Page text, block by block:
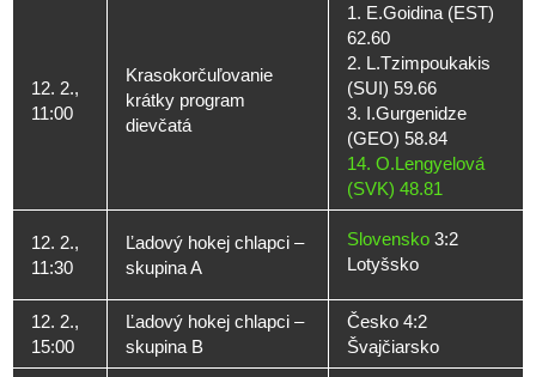
12. 2.,
11:00
Krasokorčuľovanie
krátky program
dievčatá
1. E.Goidina (EST)
62.60
2. L.Tzimpoukakis
(SUI) 59.66
3. I.Gurgenidze
(GEO) 58.84
14. O.Lengyelová
(SVK) 48.81
12. 2.,
11:30
Ľadový hokej chlapci –
skupina A
Slovensko 3:2
Lotyšsko
12. 2.,
15:00
Ľadový hokej chlapci –
skupina B
Česko 4:2
Švajčiarsko